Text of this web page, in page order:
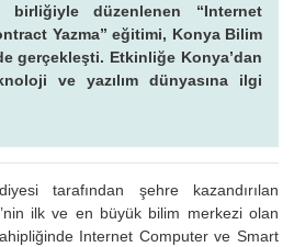
düzenlenen “Internet
Yazma” eğitimi, Konya Bilim
gerçekleşti. Etkinliğe Konya’dan
ve yazılım dünyasına ilgi
tarafından şehre kazandırılan
ilk ve en büyük bilim merkezi olan
Internet Computer ve Smart